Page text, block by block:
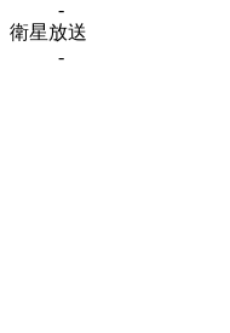
-
衛星放送
-